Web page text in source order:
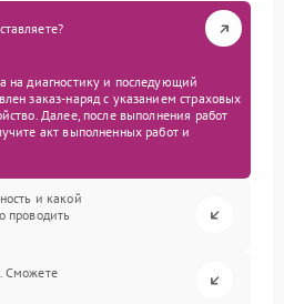
на диагностику и последующий
заказ-наряд с указанием страховых
Далее, после выполнения работ
акт выполненных работ и
и какой
проводить
Сможете